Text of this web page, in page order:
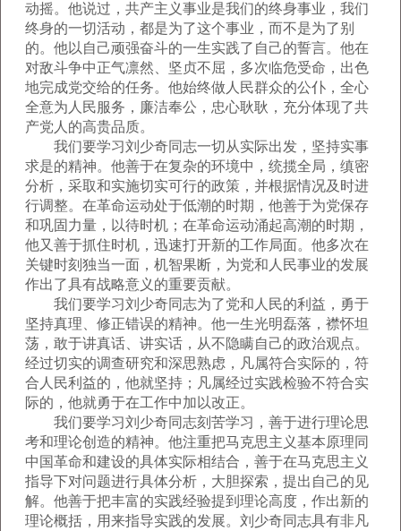
动摇。他说过，共产主义事业是我们的终身事业，我们
终身的一切活动，都是为了这个事业，而不是为了别
的。他以自己顽强奋斗的一生实践了自己的誓言。他在
对敌斗争中正气凛然、坚贞不屈，多次临危受命，出色
地完成党交给的任务。他始终做人民群众的公仆，全心
全意为人民服务，廉洁奉公，忠心耿耿，充分体现了共
产党人的高贵品质。
我们要学习刘少奇同志一切从实际出发，坚持实事
求是的精神。他善于在复杂的环境中，统揽全局，缜密
分析，采取和实施切实可行的政策，并根据情况及时进
行调整。在革命运动处于低潮的时期，他善于为党保存
和巩固力量，以待时机；在革命运动涌起高潮的时期，
他又善于抓住时机，迅速打开新的工作局面。他多次在
关键时刻独当一面，机智果断，为党和人民事业的发展
作出了具有战略意义的重要贡献。
我们要学习刘少奇同志为了党和人民的利益，勇于
坚持真理、修正错误的精神。他一生光明磊落，襟怀坦
荡，敢于讲真话、讲实话，从不隐瞒自己的政治观点。
经过切实的调查研究和深思熟虑，凡属符合实际的，符
合人民利益的，他就坚持；凡属经过实践检验不符合实
际的，他就勇于在工作中加以改正。
我们要学习刘少奇同志刻苦学习，善于进行理论思
考和理论创造的精神。他注重把马克思主义基本原理同
中国革命和建设的具体实际相结合，善于在马克思主义
指导下对问题进行具体分析，大胆探索，提出自己的见
解。他善于把丰富的实践经验提到理论高度，作出新的
理论概括，用来指导实践的发展。刘少奇同志具有非凡